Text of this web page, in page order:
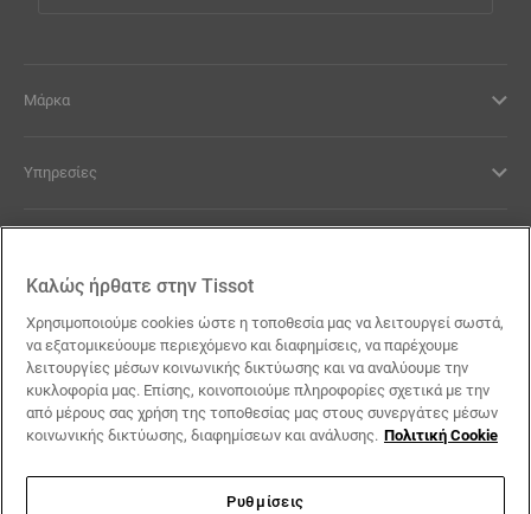
Μάρκα
Υπηρεσίες
Επικοινωνία
Οι Υποσχέσεις μας
Καλώς ήρθατε στην Tissot
Χρησιμοποιούμε cookies ώστε η τοποθεσία μας να λειτουργεί σωστά,
να εξατομικεύουμε περιεχόμενο και διαφημίσεις, να παρέχουμε
λειτουργίες μέσων κοινωνικής δικτύωσης και να αναλύουμε την
κυκλοφορία μας. Επίσης, κοινοποιούμε πληροφορίες σχετικά με την
από μέρους σας χρήση της τοποθεσίας μας στους συνεργάτες μέσων
κοινωνικής δικτύωσης, διαφημίσεων και ανάλυσης. Πολιτική Cookie
Ρυθμίσεις